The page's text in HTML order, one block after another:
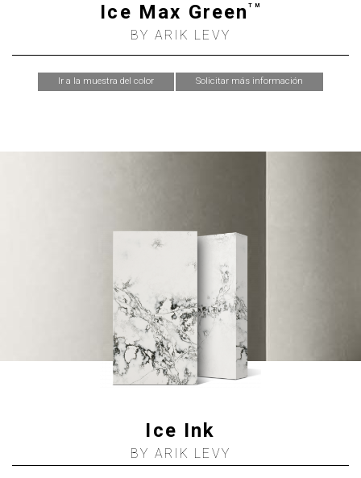
Ice Max Green TM
BY ARIK LEVY
Ir a la muestra del color Solicitar más información
Ice Ink
BY ARIK LEVY